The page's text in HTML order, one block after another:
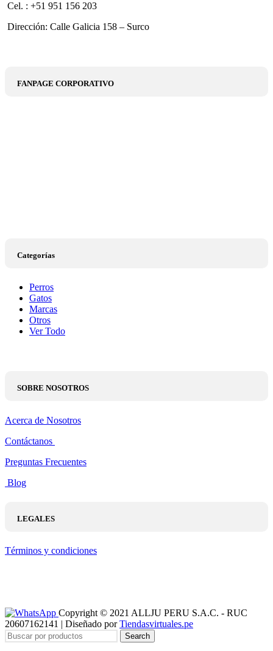
Cel. : +51 951 156 203
Dirección: Calle Galicia 158 – Surco
FANPAGE CORPORATIVO
Categorías
Perros
Gatos
Marcas
Otros
Ver Todo
SOBRE NOSOTROS
Acerca de Nosotros
Contáctanos
Preguntas Frecuentes
Blog
LEGALES
Términos y condiciones
Copyright © 2021 ALLJU PERU S.A.C. - RUC
20607162141 | Diseñado porTiendasvirtuales.pe
Search